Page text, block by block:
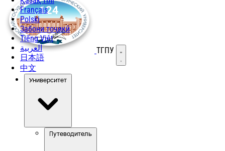
Français
Polski
Забони тоҷикӣ
Tiếng Việt
العربية
日本語
中文
ТГПУ Открыть меню
Университет
Путеводитель